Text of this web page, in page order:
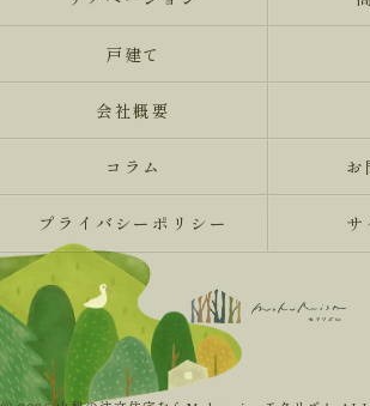
戸建て
会社概要
コラム お
プライバシーポリシー サ